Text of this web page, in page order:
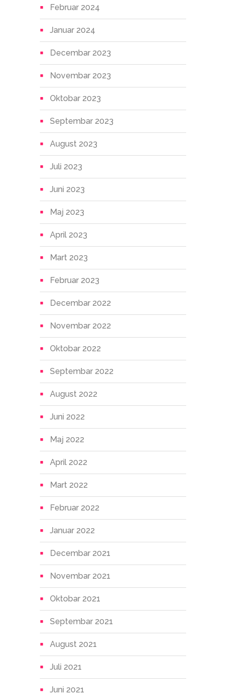
Februar 2024
Januar 2024
Decembar 2023
Novembar 2023
Oktobar 2023
Septembar 2023
August 2023
Juli 2023
Juni 2023
Maj 2023
April 2023
Mart 2023
Februar 2023
Decembar 2022
Novembar 2022
Oktobar 2022
Septembar 2022
August 2022
Juni 2022
Maj 2022
April 2022
Mart 2022
Februar 2022
Januar 2022
Decembar 2021
Novembar 2021
Oktobar 2021
Septembar 2021
August 2021
Juli 2021
Juni 2021